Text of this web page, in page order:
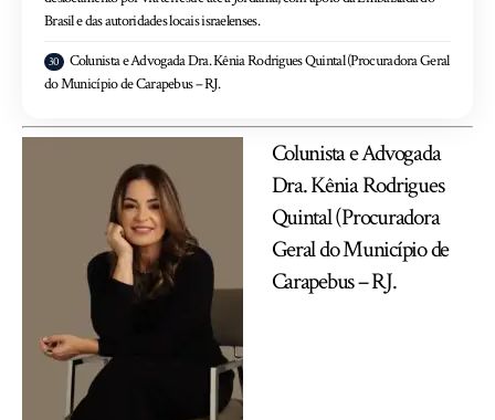
Brasil e das autoridades locais israelenses.
Colunista e Advogada Dra. Kênia Rodrigues Quintal (Procuradora Geral
do Município de Carapebus – RJ.
Colunista e Advogada
Dra. Kênia Rodrigues
Quintal (Procuradora
Geral do Município de
Carapebus – RJ.